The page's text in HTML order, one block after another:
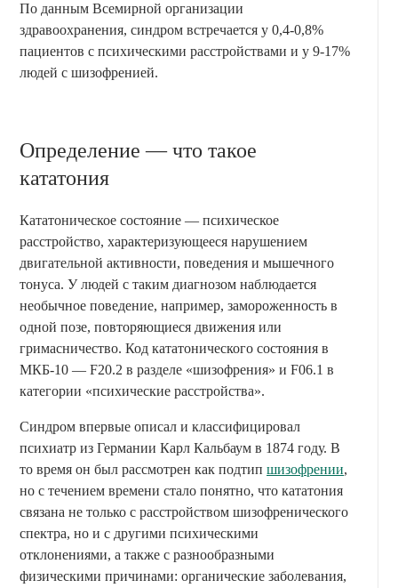
По данным Всемирной организации
здравоохранения, синдром встречается у 0,4-0,8%
пациентов с психическими расстройствами и у 9-17%
людей с шизофренией.
Определение — что такое
кататония
Кататоническое состояние — психическое
расстройство, характеризующееся нарушением
двигательной активности, поведения и мышечного
тонуса. У людей с таким диагнозом наблюдается
необычное поведение, например, замороженность в
одной позе, повторяющиеся движения или
гримасничество. Код кататонического состояния в
МКБ-10 — F20.2 в разделе «шизофрения» и F06.1 в
категории «психические расстройства».
Синдром впервые описал и классифицировал
психиатр из Германии Карл Кальбаум в 1874 году. В
то время он был рассмотрен как подтип шизофрении,
но с течением времени стало понятно, что кататония
связана не только с расстройством шизофренического
спектра, но и с другими психическими
отклонениями, а также с разнообразными
физическими причинами: органические заболевания,